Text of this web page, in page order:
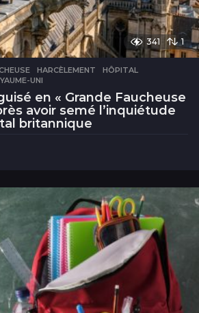
341 1
,HARCÈLEMENT ,HÔPITAL
UNI
en « Grande Faucheuse
avoir semé l’inquiétude
britannique
r